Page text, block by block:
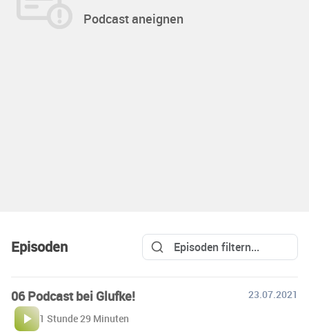
Podcast aneignen
Episoden
06 Podcast bei Glufke!
23.07.2021
1 Stunde 29 Minuten